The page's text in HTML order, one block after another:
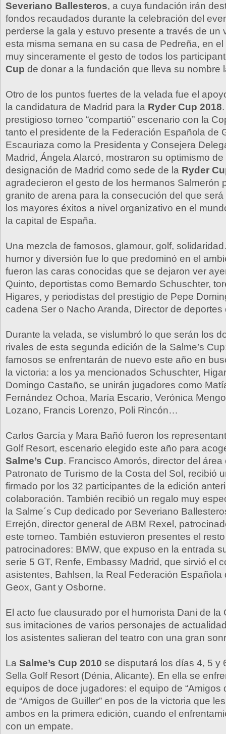
Severiano Ballesteros, a cuya fundación irán
fondos recaudados durante la celebración del
perderse la gala y estuvo presente a través de un
esta misma semana en su casa de Pedreña, en
muy sinceramente el gesto de todos los
Cup de donar a la fundación que lleva su nombre
Otro de los puntos fuertes de la velada fue el
la candidatura de Madrid para la Ryder Cup 2018
prestigioso torneo “compartió” escenario con la
tanto el presidente de la Federación Española de
Escauriaza como la Presidenta y Consejera
Madrid, Ángela Alarcó, mostraron su optimismo
designación de Madrid como sede de la Ryder
agradecieron el gesto de los hermanos Salmerón
granito de arena para la consecución del que
los mayores éxitos a nivel organizativo en el
la capital de España.
Una mezcla de famosos, glamour, golf,
humor y diversión fue lo que predominó en el
fueron las caras conocidas que se dejaron ver
Quinto, deportistas como Bernardo Schuschter,
Higares, y periodistas del prestigio de Pepe
cadena Ser o Nacho Aranda, Director de
Durante la velada, se vislumbró lo que serán los
rivales de esta segunda edición de la Salme’s
famosos se enfrentarán de nuevo este año en
la victoria: a los ya mencionados Schuschter,
Domingo Castaño, se unirán jugadores como
Fernández Ochoa, María Escario, Verónica
Lozano, Francis Lorenzo, Poli Rincón…
Carlos García y Mara Bañó fueron los
Golf Resort, escenario elegido este año para
Salme’s Cup. Francisco Amorós, director del área
Patronato de Turismo de la Costa del Sol, recibió
firmado por los 32 participantes de la edición
colaboración. También recibió un regalo muy
la Salme´s Cup dedicado por Severiano
Errejón, director general de ABM Rexel,
este torneo. También estuvieron presentes el
patrocinadores: BMW, que expuso en la entrada
serie 5 GT, Renfe, Embassy Madrid, que sirvió el
asistentes, Bahlsen, la Real Federación Española
Geox, Gant y Osborne.
El acto fue clausurado por el humorista Dani de la
sus imitaciones de varios personajes de
los asistentes salieran del teatro con una gran
La Salme’s Cup 2010 se disputará los días 4, 5 y
Sella Golf Resort (Dénia, Alicante). En ella se
equipos de doce jugadores: el equipo de “Amigos
de “Amigos de Guiller” en pos de la victoria que
ambos en la primera edición, cuando el
con un empate.